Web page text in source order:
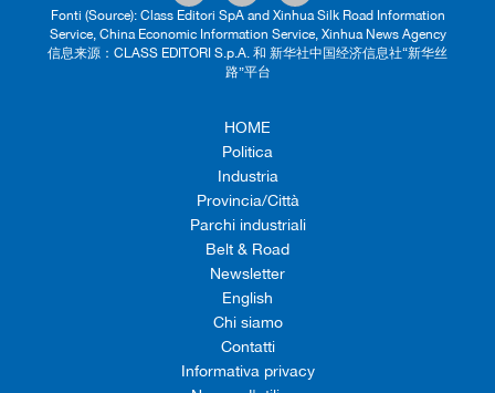
Fonti (Source): Class Editori SpA and Xinhua Silk Road Information
Service, China Economic Information Service, Xinhua News Agency
信息来源：CLASS EDITORI S.p.A. 和 新华社中国经济信息社“新华丝
路”平台
HOME
Politica
Industria
Provincia/Città
Parchi industriali
Belt & Road
Newsletter
English
Chi siamo
Contatti
Informativa privacy